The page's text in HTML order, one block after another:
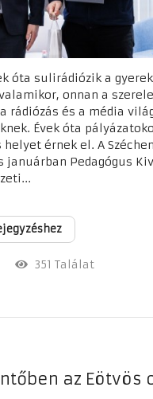
óta sulirádiózik a
onnan a
rádiózás és a média
Évek óta
helyet érnek el. A
januárban Pedagógus
351 Találat
az Eötvös